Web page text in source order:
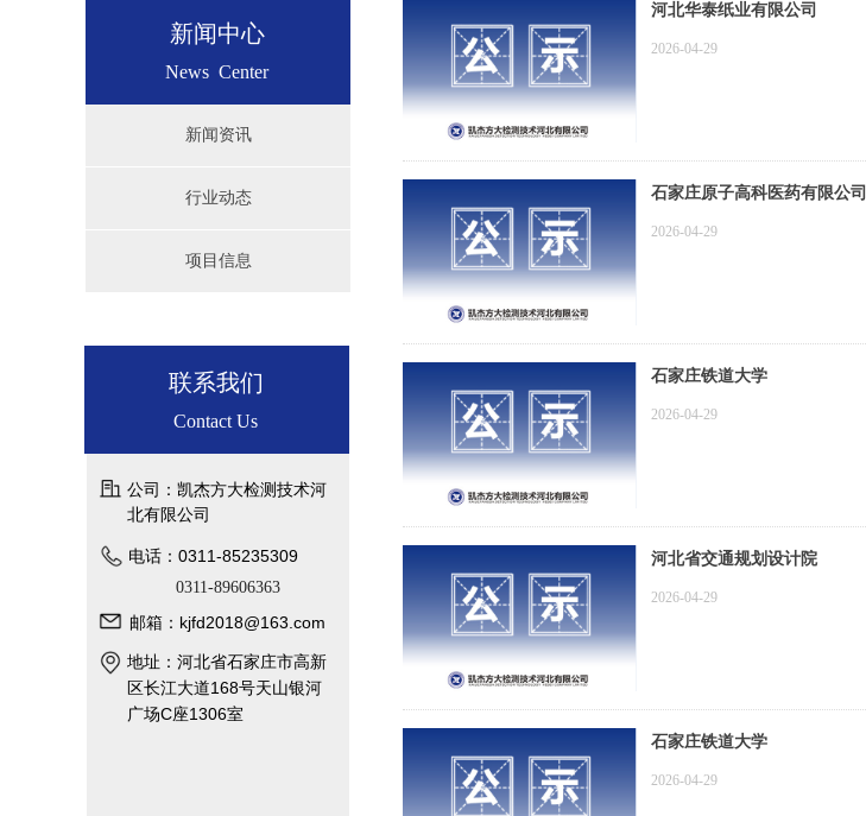
河北华泰纸业有限公司
2026-04-29
石家庄原子高科医药有限公司
2026-04-29
石家庄铁道大学
2026-04-29
河北省交通规划设计院
2026-04-29
石家庄铁道大学
2026-04-29
新闻中心
News Center
新闻资讯
行业动态
联系我们
Contact Us
公司：凯杰方大检测技术河
北有限公司
地址：河北省石家庄市高新
区长江大道168号天山银河
广场C座1306室
电话：0311-85235309
邮箱：kjfd2018@163.com
0311-89606363
项目信息